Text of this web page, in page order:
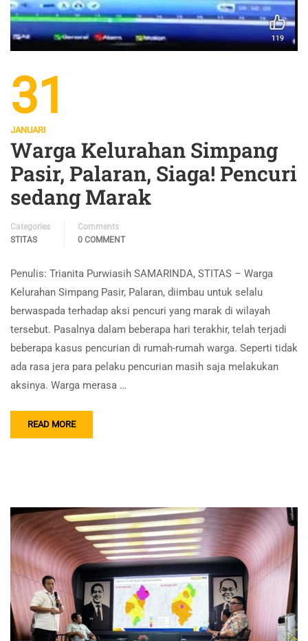
31
JANUARI
Warga Kelurahan Simpang
Pasir, Palaran, Siaga! Pencuri
sedang Marak
Categories
STITAS
Comments
0 COMMENT
Penulis: Trianita Purwiasih SAMARINDA, STITAS – Warga
Kelurahan Simpang Pasir, Palaran, diimbau untuk selalu
berwaspada terhadap aksi pencuri yang marak di wilayah
tersebut. Pasalnya dalam beberapa hari terakhir, telah terjadi
beberapa kasus pencurian di rumah-rumah warga. Seperti tidak
ada rasa jera para pelaku pencurian masih saja melakukan
aksinya. Warga merasa …
READ MORE